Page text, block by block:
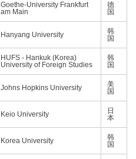
Goethe-University Frankfurt
am Main
德
国
Hanyang University
韩
国
HUFS - Hankuk (Korea)
University of Foreign Studies
韩
国
Johns Hopkins University
美
国
Keio University
日
本
Korea University
韩
国